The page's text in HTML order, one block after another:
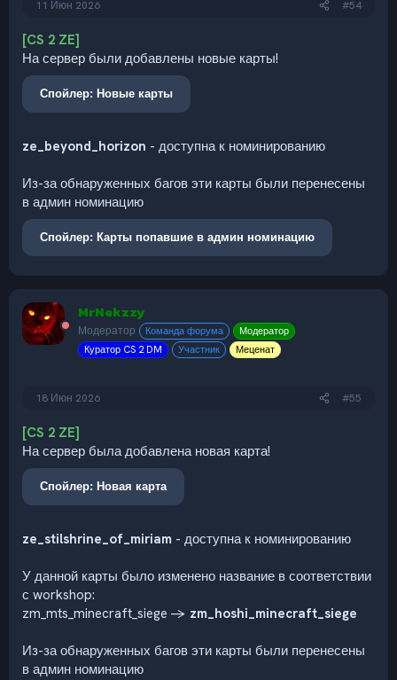
11 Июн 2026 #54
[CS 2 ZE]
На сервер были добавлены новые карты!
Спойлер: Новые карты
ze_beyond_horizon - доступна к номинированию
Из-за обнаруженных багов эти карты были перенесены
в админ номинацию
Спойлер: Карты попавшие в админ номинацию
MrNekzzy
Модератор Команда форума
Модератор
Куратор CS 2 DM
Участник Меценат
18 Июн 2026 #55
[CS 2 ZE]
На сервер была добавлена новая карта!
Спойлер: Новая карта
ze_stilshrine_of_miriam - доступна к номинированию
У данной карты было изменено название в соответствии
с workshop:
zm_mts_minecraft_siege -> zm_hoshi_minecraft_siege
Из-за обнаруженных багов эти карты были перенесены
в админ номинацию